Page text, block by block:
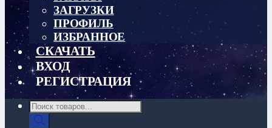
ЗАГРУЗКИ
ПРОФИЛЬ
ИЗБРАННОЕ
СКАЧАТЬ
ВХОД
РЕГИСТРАЦИЯ
Поиск
товаров